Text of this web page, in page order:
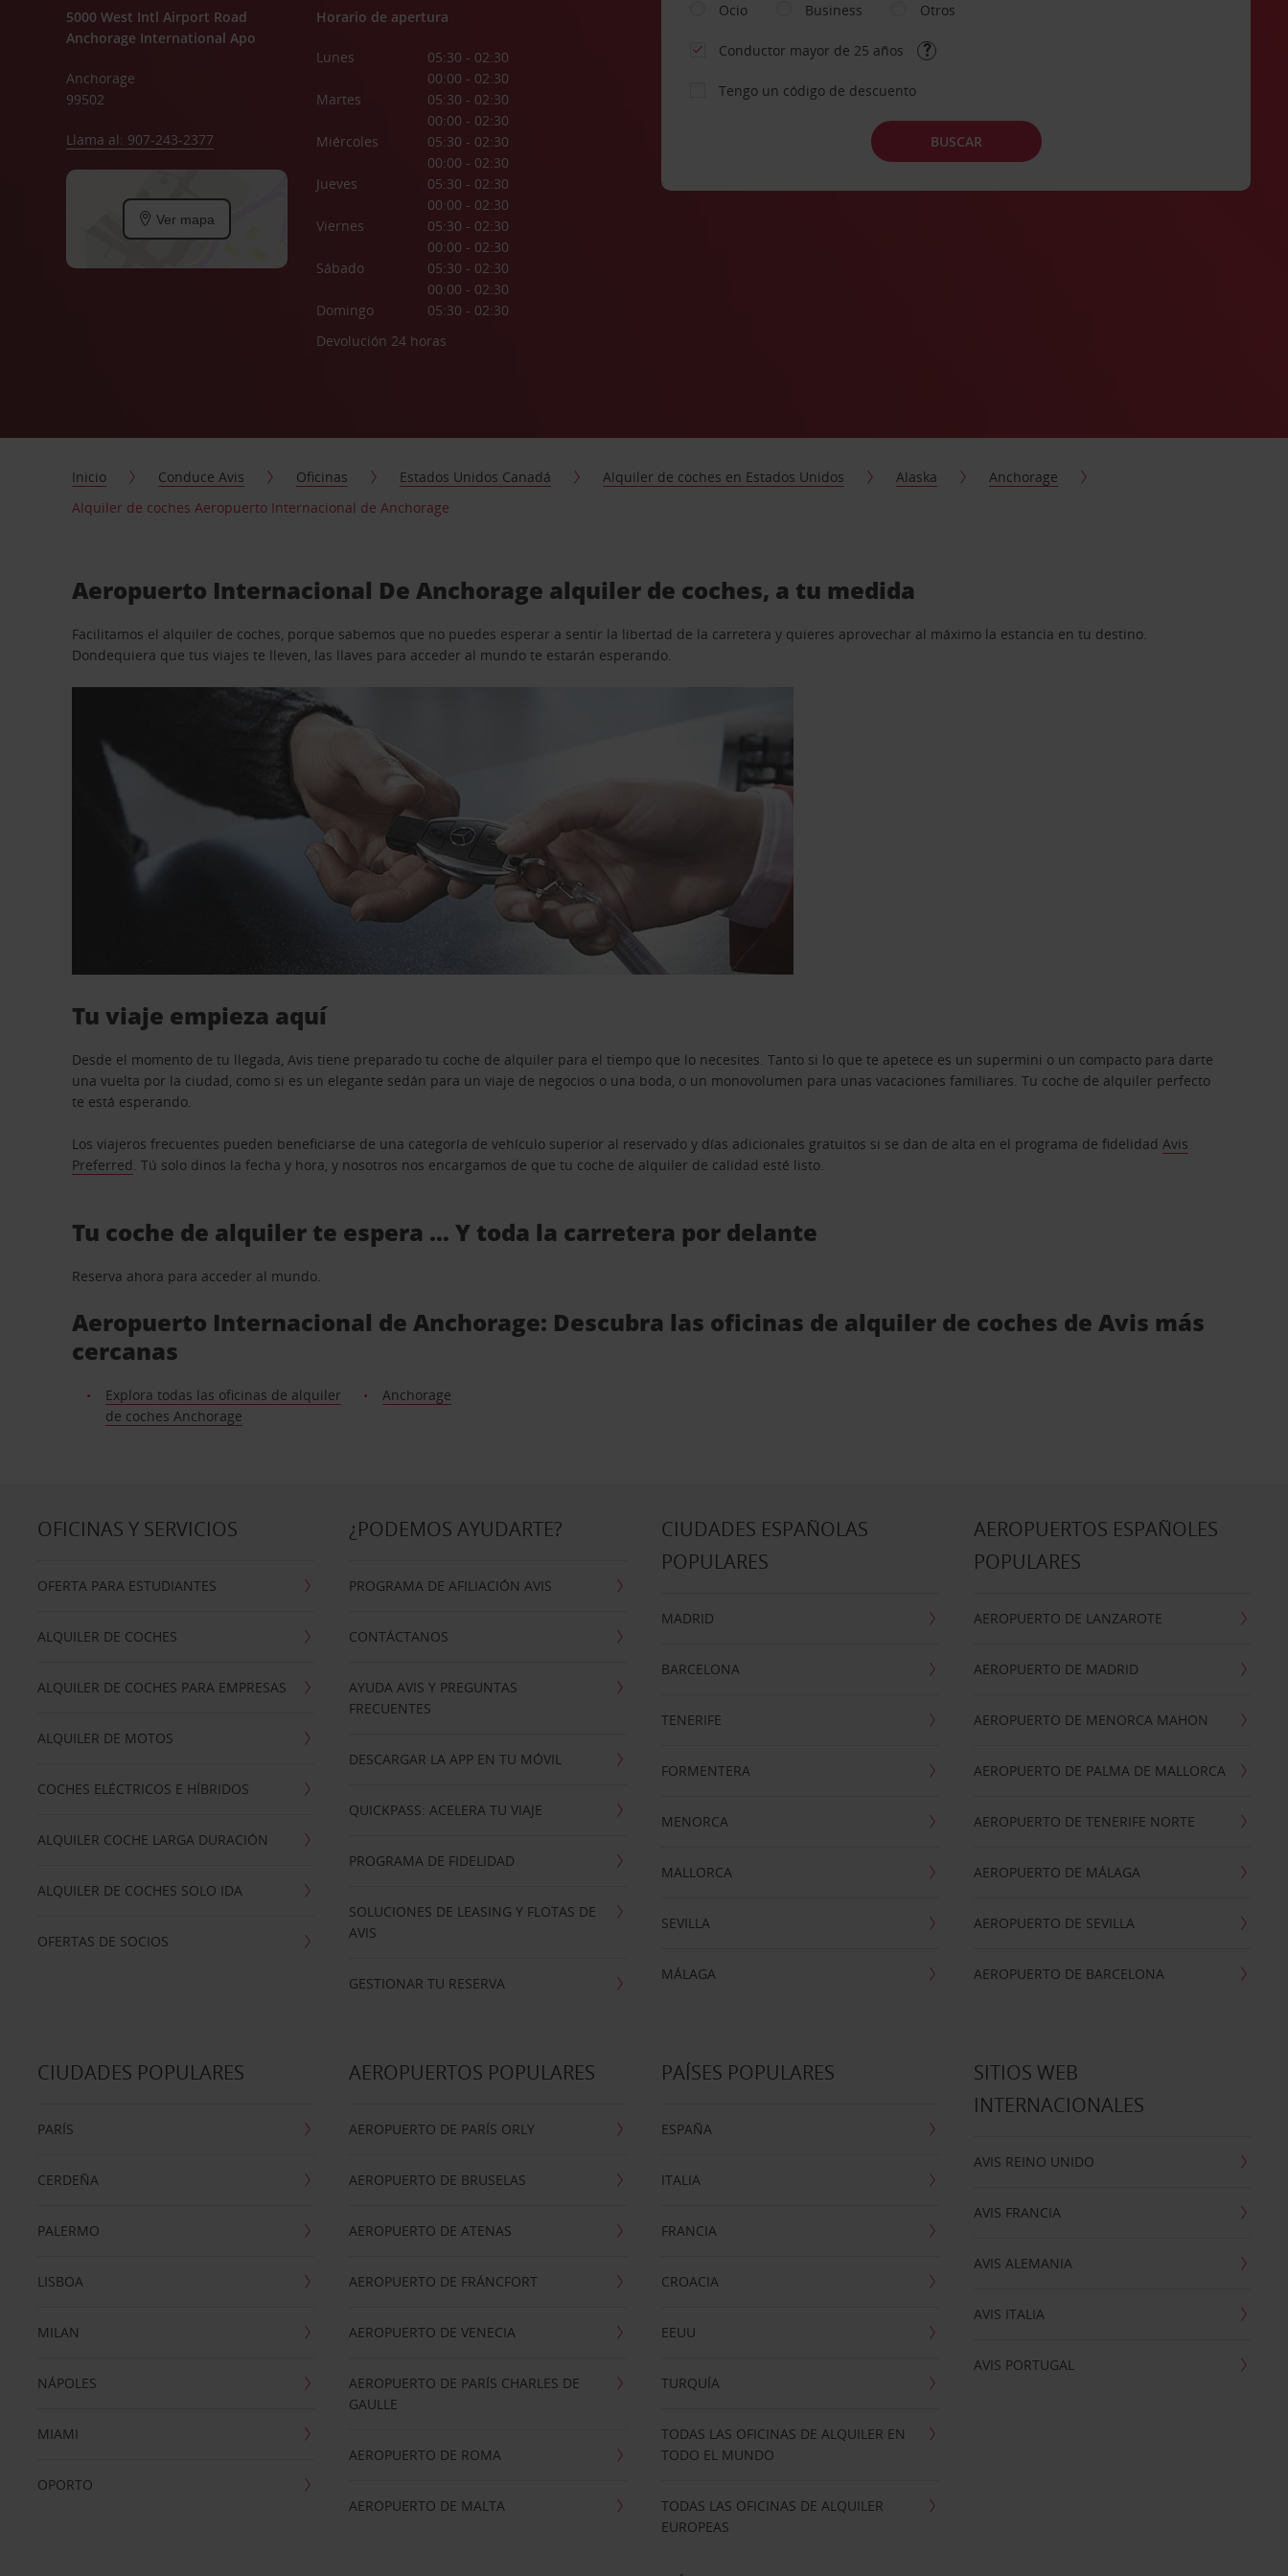
5000 West Intl Airport Road
Anchorage International Apo
Anchorage
99502
Llama al: 907-243-2377
Ver mapa
Horario de apertura
Lunes
05:30 - 02:30
00:00 - 02:30
Martes
05:30 - 02:30
00:00 - 02:30
Miércoles
05:30 - 02:30
00:00 - 02:30
Jueves
05:30 - 02:30
00:00 - 02:30
Viernes
05:30 - 02:30
00:00 - 02:30
Sábado
05:30 - 02:30
00:00 - 02:30
Domingo
05:30 - 02:30
Devolución 24 horas
Ocio
Business Otros
Conductor mayor de 25 años
Tengo un código de descuento
BUSCAR
Inicio Conduce Avis Oficinas Estados Unidos Canadá Alquiler de coches en Estados Unidos Alaska
Anchorage
Alquiler de coches Aeropuerto Internacional de Anchorage
Aeropuerto Internacional De Anchorage alquiler de coches, a tu medida
Facilitamos el alquiler de coches, porque sabemos que no puedes esperar a sentir la libertad de la carretera y quieres aprovechar al máximo la estancia en tu destino.
Dondequiera que tus viajes te lleven, las llaves para acceder al mundo te estarán esperando.
Tu viaje empieza aquí
Desde el momento de tu llegada, Avis tiene preparado tu coche de alquiler para el tiempo que lo necesites. Tanto si lo que te apetece es un supermini o un compacto para darte
una vuelta por la ciudad, como si es un elegante sedán para un viaje de negocios o una boda, o un monovolumen para unas vacaciones familiares. Tu coche de alquiler perfecto
te está esperando.
Los viajeros frecuentes pueden beneficiarse de una categoría de vehículo superior al reservado y días adicionales gratuitos si se dan de alta en el programa de fidelidadAvis
Preferred. Tú solo dinos la fecha y hora, y nosotros nos encargamos de que tu coche de alquiler de calidad esté listo.
Tu coche de alquiler te espera … Y toda la carretera por delante
Reserva ahora para acceder al mundo.
Aeropuerto Internacional de Anchorage: Descubra las oficinas de alquiler de coches de Avis más
cercanas
Explora todas las oficinas de alquiler
de coches Anchorage
Anchorage
OFICINAS Y SERVICIOS
OFERTA PARA ESTUDIANTES
ALQUILER DE COCHES
ALQUILER DE COCHES PARA EMPRESAS
ALQUILER DE MOTOS
COCHES ELÉCTRICOS E HÍBRIDOS
ALQUILER COCHE LARGA DURACIÓN
ALQUILER DE COCHES SOLO IDA
OFERTAS DE SOCIOS
¿PODEMOS AYUDARTE?
PROGRAMA DE AFILIACIÓN AVIS
CONTÁCTANOS
AYUDA AVIS Y PREGUNTAS
FRECUENTES
DESCARGAR LA APP EN TU MÓVIL
QUICKPASS: ACELERA TU VIAJE
PROGRAMA DE FIDELIDAD
SOLUCIONES DE LEASING Y FLOTAS DE
AVIS
GESTIONAR TU RESERVA
CIUDADES ESPAÑOLAS
POPULARES
MADRID
BARCELONA
TENERIFE
FORMENTERA
MENORCA
MALLORCA
SEVILLA
MÁLAGA
AEROPUERTOS ESPAÑOLES
POPULARES
AEROPUERTO DE LANZAROTE
AEROPUERTO DE MADRID
AEROPUERTO DE MENORCA MAHON
AEROPUERTO DE PALMA DE MALLORCA
AEROPUERTO DE TENERIFE NORTE
AEROPUERTO DE MÁLAGA
AEROPUERTO DE SEVILLA
AEROPUERTO DE BARCELONA
CIUDADES POPULARES
PARÍS
CERDEÑA
PALERMO
LISBOA
MILAN
NÁPOLES
MIAMI
OPORTO
AEROPUERTOS POPULARES
AEROPUERTO DE PARÍS ORLY
AEROPUERTO DE BRUSELAS
AEROPUERTO DE ATENAS
AEROPUERTO DE FRÁNCFORT
AEROPUERTO DE VENECIA
AEROPUERTO DE PARÍS CHARLES DE
GAULLE
AEROPUERTO DE ROMA
AEROPUERTO DE MALTA
PAÍSES POPULARES
ESPAÑA
ITALIA
FRANCIA
CROACIA
EEUU
TURQUÍA
TODAS LAS OFICINAS DE ALQUILER EN
TODO EL MUNDO
TODAS LAS OFICINAS DE ALQUILER
EUROPEAS
SITIOS WEB
INTERNACIONALES
AVIS REINO UNIDO
AVIS FRANCIA
AVIS ALEMANIA
AVIS ITALIA
AVIS PORTUGAL